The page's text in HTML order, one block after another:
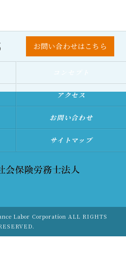
お問い合わせはこちら
アクセス
お問い合わせ
サイトマップ
Labor Corporation ALL RIGHTS